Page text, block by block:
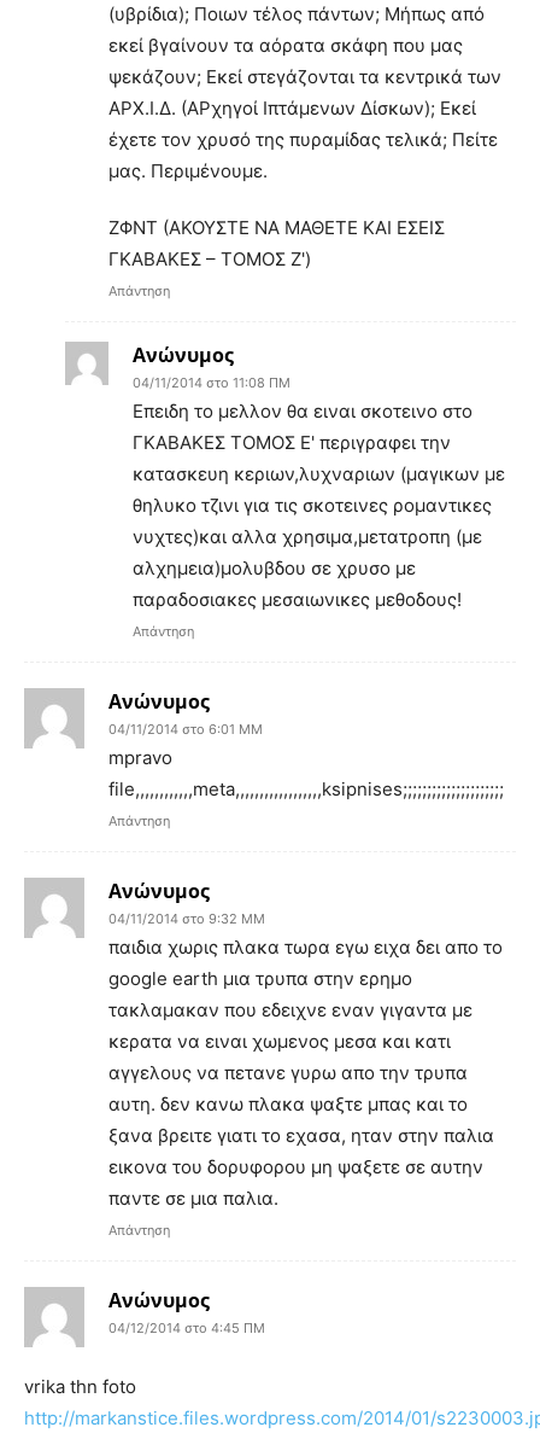
(υβρίδια); Ποιων τέλος πάντων; Μήπως από
εκεί βγαίνουν τα αόρατα σκάφη που μας
ψεκάζουν; Εκεί στεγάζονται τα κεντρικά των
ΑΡΧ.Ι.Δ. (ΑΡχηγοί Ιπτάμενων Δίσκων); Εκεί
έχετε τον χρυσό της πυραμίδας τελικά; Πείτε
μας. Περιμένουμε.
ΖΦΝΤ (ΑΚΟΥΣΤΕ ΝΑ ΜΑΘΕΤΕ ΚΑΙ ΕΣΕΙΣ
ΓΚΑΒΑΚΕΣ – ΤΟΜΟΣ Ζ')
Απάντηση
Ανώνυμος
04/11/2014 στο 11:08 ΠΜ
Eπειδη το μελλον θα ειναι σκοτεινο στο
ΓΚΑΒΑΚΕΣ ΤΟΜΟΣ Ε' περιγραφει την
κατασκευη κεριων,λυχναριων (μαγικων με
θηλυκο τζινι για τις σκοτεινες ρομαντικες
νυχτες)και αλλα χρησιμα,μετατροπη (με
αλχημεια)μολυβδου σε χρυσο με
παραδοσιακες μεσαιωνικες μεθοδους!
Απάντηση
Ανώνυμος
04/11/2014 στο 6:01 ΜΜ
mpravo
file,,,,,,,,,,,,meta,,,,,,,,,,,,,,,,,,ksipnises;;;;;;;;;;;;;;;;;;;;;
Απάντηση
Ανώνυμος
04/11/2014 στο 9:32 ΜΜ
παιδια χωρις πλακα τωρα εγω ειχα δει απο το
google earth μια τρυπα στην ερημο
τακλαμακαν που εδειχνε εναν γιγαντα με
κερατα να ειναι χωμενος μεσα και κατι
αγγελους να πετανε γυρω απο την τρυπα
αυτη. δεν κανω πλακα ψαξτε μπας και το
ξανα βρειτε γιατι το εχασα, ηταν στην παλια
εικονα του δορυφορου μη ψαξετε σε αυτην
παντε σε μια παλια.
Απάντηση
Ανώνυμος
04/12/2014 στο 4:45 ΠΜ
vrika thn foto
http://markanstice.files.wordpress.com/2014/01/